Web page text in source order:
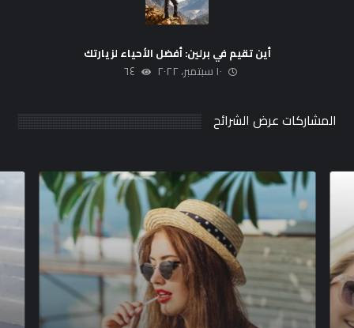
أين تقيم في برلين: أفضل الأحياء لزيارتك
١٠ سبتمبر، ٢٠٢٢ ٦٤
المشاركات عرض الشرائح